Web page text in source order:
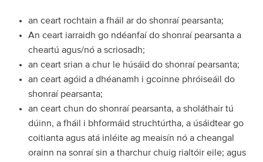
an ceart rochtain a fháil ar do shonraí pearsanta;
An ceart iarraidh go ndéanfaí do shonraí pearsanta a
cheartú agus/nó a scriosadh;
an ceart srian a chur le húsáid do shonraí pearsanta;
an ceart agóid a dhéanamh i gcoinne phróiseáil do
shonraí pearsanta;
an ceart chun do shonraí pearsanta, a sholáthair tú
dúinn, a fháil i bhformáid struchtúrtha, a úsáidtear go
coitianta agus atá inléite ag meaisín nó a cheangal
orainn na sonraí sin a tharchur chuig rialtóir eile; agus